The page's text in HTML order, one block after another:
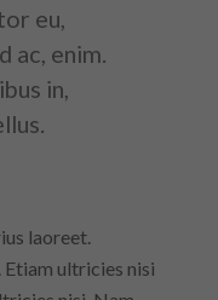
eu,
ac, enim.
in,
laoreet.
ultricies nisi